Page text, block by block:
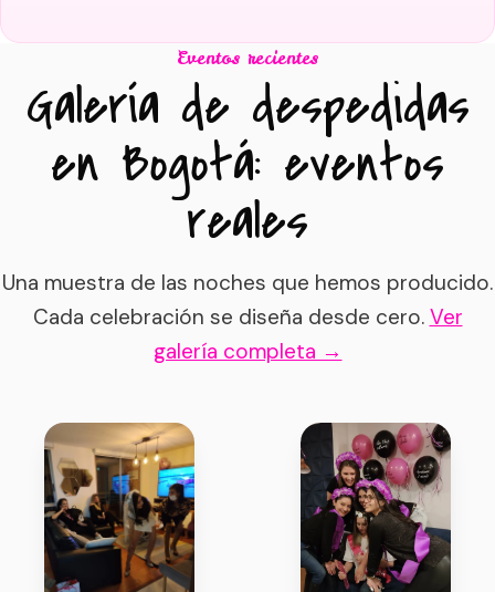
Eventos recientes
Galería de despedidas
en Bogotá: eventos
reales
Una muestra de las noches que hemos producido.
Cada celebración se diseña desde cero. Ver
galería completa →